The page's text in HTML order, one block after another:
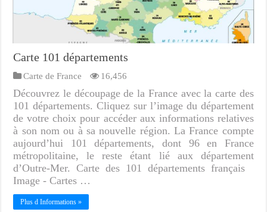
Carte 101 départements
Carte de France 16,456
Découvrez le découpage de la France avec la carte des
101 départements. Cliquez sur l’image du département
de votre choix pour accéder aux informations relatives
à son nom ou à sa nouvelle région. La France compte
aujourd’hui 101 départements, dont 96 en France
métropolitaine, le reste étant lié aux département
d’Outre-Mer. Carte des 101 départements français
Image - Cartes …
Plus d Informations »